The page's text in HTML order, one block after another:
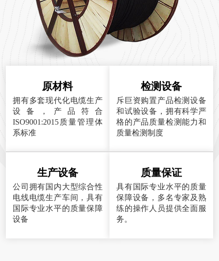
原材料
拥有多套现代化电缆生产
设备，产品符合
ISO9001:2015质量管理体
系标准
检测设备
斥巨资购置产品检测设备
和试验设备，拥有科学严
格的产品质量检测能力和
质量检测制度
生产设备
公司拥有国内大型综合性
电线电缆生产车间，具有
国际专业水平的质量保障
设备
质量保证
具有国际专业水平的质量
保障设备，多名专家及熟
练的操作人员提供全面服
务。